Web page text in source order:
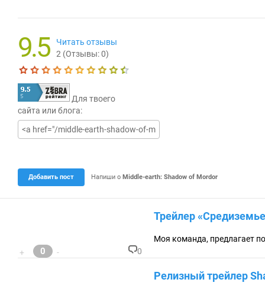
9.5
Читать отзывы
2 (Отзывы:0)
Для твоего
сайта или блога:
Добавить пост Напиши о Middle-earth: Shadow of Mordor
Трейлер
Моя команда, предлагает
+
0 -
К
0
Релизный трейлер